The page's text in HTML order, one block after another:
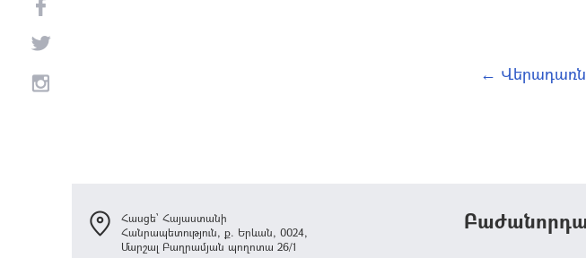
←
Հասցե՝ Հայաստանի
Հանրապետություն, ք. Երևան, 0024,
Մարշալ Բաղրամյան պողոտա 26/1